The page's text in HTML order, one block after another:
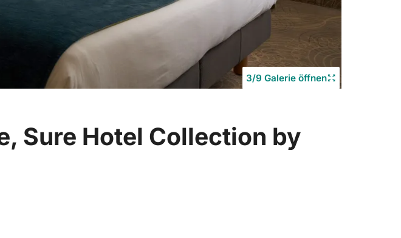
3/9 Galerie öffnen
Sure Hotel Collection by